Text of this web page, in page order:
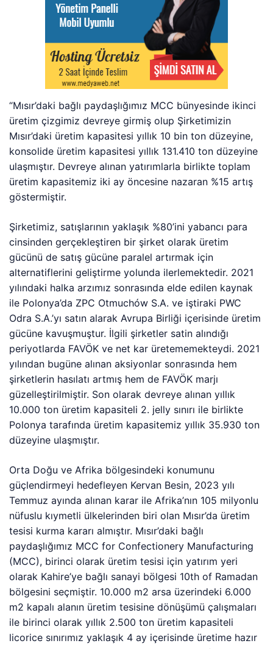
“Mısır’daki bağlı paydaşlığımız MCC bünyesinde ikinci
üretim çizgimiz devreye girmiş olup Şirketimizin
Mısır’daki üretim kapasitesi yıllık 10 bin ton düzeyine,
konsolide üretim kapasitesi yıllık 131.410 ton düzeyine
ulaşmıştır. Devreye alınan yatırımlarla birlikte toplam
üretim kapasitemiz iki ay öncesine nazaran %15 artış
göstermiştir.
Şirketimiz, satışlarının yaklaşık %80’ini yabancı para
cinsinden gerçekleştiren bir şirket olarak üretim
gücünü de satış gücüne paralel artırmak için
alternatiflerini geliştirme yolunda ilerlemektedir. 2021
yılındaki halka arzımız sonrasında elde edilen kaynak
ile Polonya’da ZPC Otmuchów S.A. ve iştiraki PWC
Odra S.A.’yı satın alarak Avrupa Birliği içerisinde üretim
gücüne kavuşmuştur. İlgili şirketler satin alındığı
periyotlarda FAVÖK ve net kar üretememekteydi. 2021
yılından bugüne alınan aksiyonlar sonrasında hem
şirketlerin hasılatı artmış hem de FAVÖK marjı
güzelleştirilmiştir. Son olarak devreye alınan yıllık
10.000 ton üretim kapasiteli 2. jelly sınırı ile birlikte
Polonya tarafında üretim kapasitemiz yıllık 35.930 ton
düzeyine ulaşmıştır.
Orta Doğu ve Afrika bölgesindeki konumunu
güçlendirmeyi hedefleyen Kervan Besin, 2023 yılı
Temmuz ayında alınan karar ile Afrika’nın 105 milyonlu
nüfuslu kıymetli ülkelerinden biri olan Mısır’da üretim
tesisi kurma kararı almıştır. Mısır’daki bağlı
paydaşlığımız MCC for Confectionery Manufacturing
(MCC), birinci olarak üretim tesisi için yatırım yeri
olarak Kahire’ye bağlı sanayi bölgesi 10th of Ramadan
bölgesini seçmiştir. 10.000 m2 arsa üzerindeki 6.000
m2 kapalı alanın üretim tesisine dönüşümü çalışmaları
ile birinci olarak yıllık 2.500 ton üretim kapasiteli
licorice sınırımız yaklaşık 4 ay içerisinde üretime hazır